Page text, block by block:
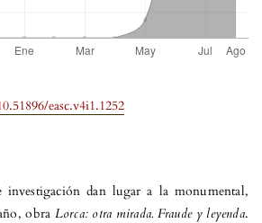
easc.v4i1.1252
investigación dan lugar a la monumental,
obra Lorca: otra mirada. Fraude y leyenda.